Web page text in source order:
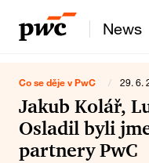
News
Co se děje v PwC / 29. 6.
Jakub Kolář,
Osladil​​ byli
partnery PwC